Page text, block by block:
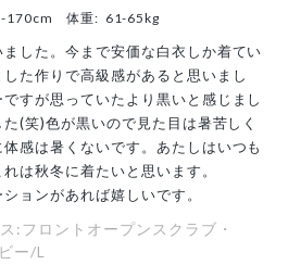
170cm 体重: 61-65kg
した。今まで安価な白衣しか着てい
た作りで高級感があると思いまし
すが思っていたより黒いと感じまし
(笑)色が黒いので見た目は暑苦しく
感は暑くないです。あたしはいつも
は秋冬に着たいと思います。
ョンがあれば嬉しいです。
:フロントオープンスクラブ・
ー/L